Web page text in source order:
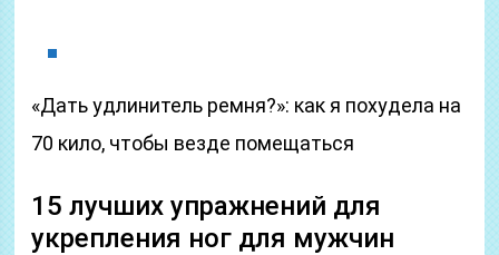
«Дать удлинитель ремня?»: как я похудела на
70 кило, чтобы везде помещаться
15 лучших упражнений для
укрепления ног для мужчин